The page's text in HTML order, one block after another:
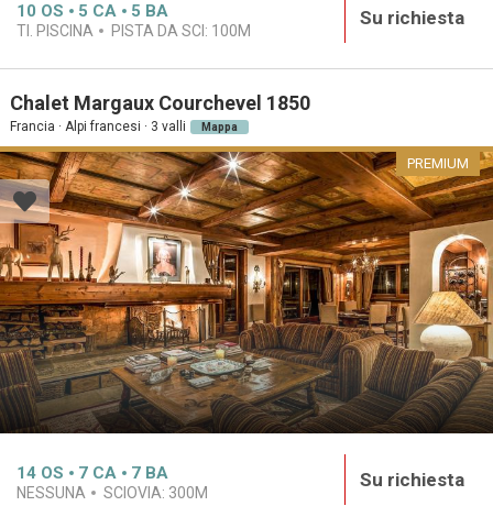
10 OS 5 CA 5 BA
TI. PISCINA PISTA DA SCI: 100M
Su richiesta
Chalet Margaux Courchevel 1850
Francia · Alpi francesi · 3 valli Mappa
PREMIUM
14 OS 7 CA 7 BA
NESSUNA SCIOVIA: 300M
Su richiesta